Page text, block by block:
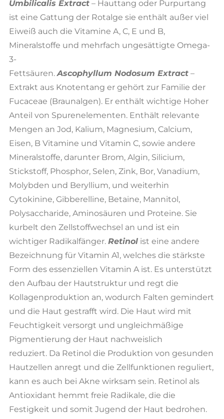
Umbilicalis Extract– Hauttang oder Purpurtang
ist eine Gattung der Rotalge sie enthält außer viel
Eiweiß auch die Vitamine A, C, E und B,
Mineralstoffe und mehrfach ungesättigte Omega-
3-
Fettsäuren.Ascophyllum Nodosum Extract–
Extrakt aus Knotentang er gehört zur Familie der
Fucaceae (Braunalgen). Er enthält wichtige Hoher
Anteil von Spurenelementen. Enthält relevante
Mengen an Jod, Kalium, Magnesium, Calcium,
Eisen, B Vitamine und Vitamin C, sowie andere
Mineralstoffe, darunter Brom, Algin, Silicium,
Stickstoff, Phosphor, Selen, Zink, Bor, Vanadium,
Molybden und Beryllium, und weiterhin
Cytokinine, Gibberelline, Betaine, Mannitol,
Polysaccharide, Aminosäuren und Proteine. Sie
kurbelt den Zellstoffwechsel an und ist ein
wichtiger Radikalfänger. Retinolist eine andere
Bezeichnung für Vitamin A1, welches die stärkste
Form des essenziellen Vitamin A ist. Es unterstützt
den Aufbau der Hautstruktur und regt die
Kollagenproduktion an, wodurch Falten gemindert
und die Haut gestrafft wird. Die Haut wird mit
Feuchtigkeit versorgt und ungleichmäßige
Pigmentierung der Haut nachweislich
reduziert. Da Retinol die Produktion von gesunden
Hautzellen anregt und die Zellfunktionen reguliert,
kann es auch bei Akne wirksam sein. Retinol als
Antioxidant hemmt freie Radikale, die die
Festigkeit und somit Jugend der Haut bedrohen.